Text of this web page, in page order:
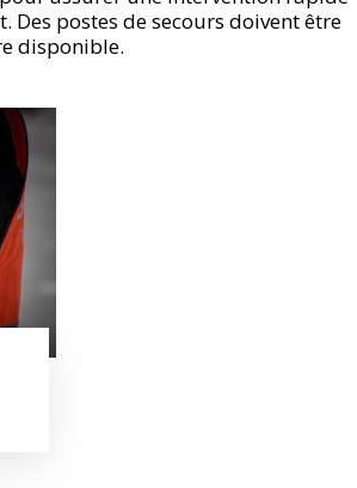
Des postes de secours doivent être
disponible.